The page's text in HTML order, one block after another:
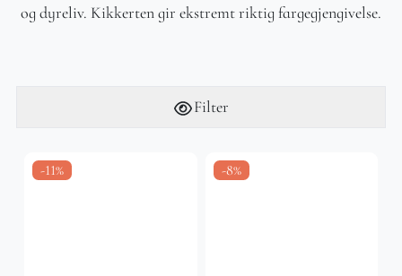
og dyreliv. Kikkerten gir ekstremt riktig fargegjengivelse.
Filter
-11% -8%